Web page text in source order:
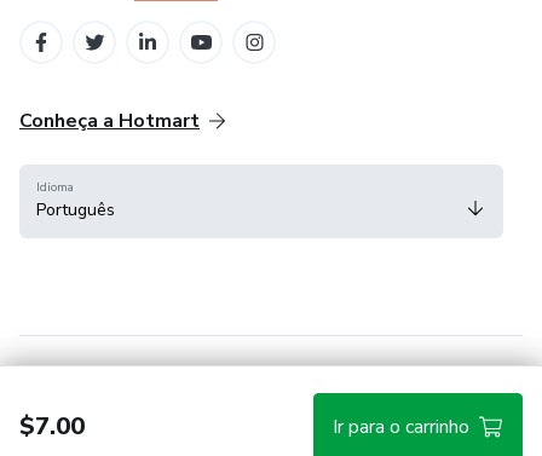
$7.00 Ir para o carrinho
Conheça a Hotmart
Idioma
Português